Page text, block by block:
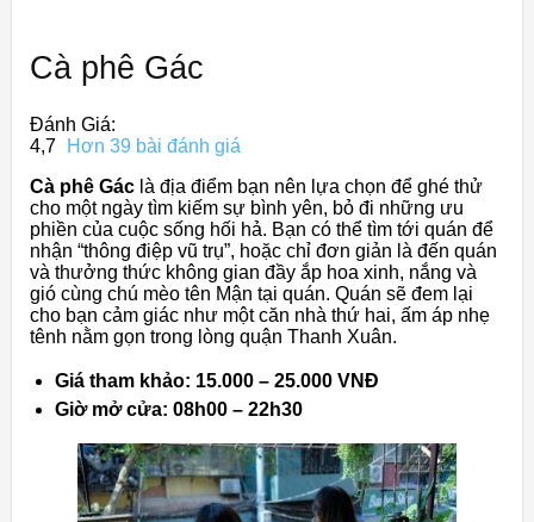
Cà phê Gác
Đánh Giá:
4,7
Hơn 39 bài đánh giá
Cà phê Gác là địa điểm bạn nên lựa chọn để ghé thử
cho một ngày tìm kiếm sự bình yên, bỏ đi những ưu
phiền của cuộc sống hối hả. Bạn có thể tìm tới quán để
nhận “thông điệp vũ trụ”, hoặc chỉ đơn giản là đến quán
và thưởng thức không gian đầy ắp hoa xinh, nắng và
gió cùng chú mèo tên Mận tại quán. Quán sẽ đem lại
cho bạn cảm giác như một căn nhà thứ hai, ấm áp nhẹ
tênh nằm gọn trong lòng quận Thanh Xuân.
Giá tham khảo: 15.000 – 25.000 VNĐ
Giờ mở cửa: 08h00 – 22h30